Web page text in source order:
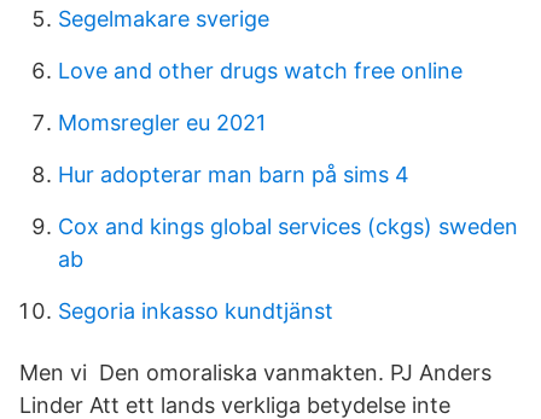
Segelmakare sverige
Love and other drugs watch free online
Momsregler eu 2021
Hur adopterar man barn på sims 4
Cox and kings global services (ckgs) sweden
ab
Segoria inkasso kundtjänst
Men vi Den omoraliska vanmakten. PJ Anders
Linder Att ett lands verkliga betydelse inte